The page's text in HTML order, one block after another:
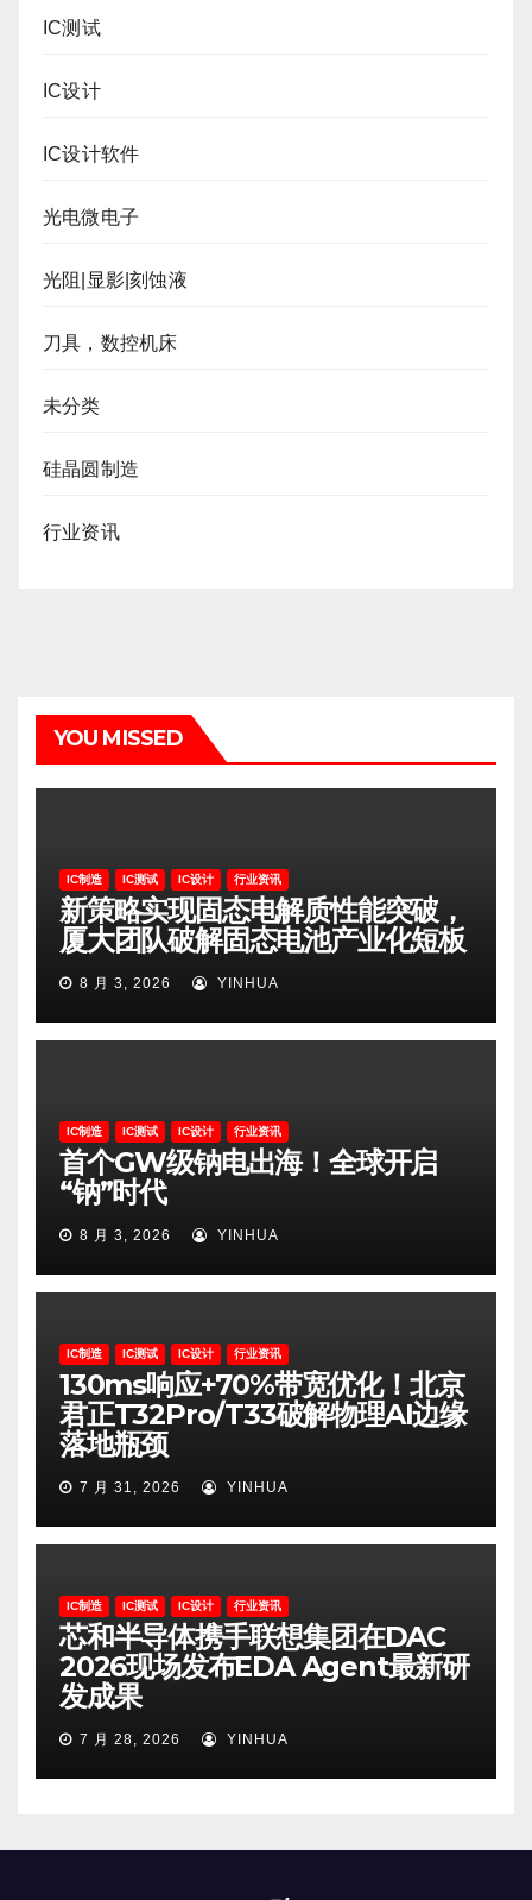
IC测试
IC设计
IC设计软件
光电微电子
光阻|显影|刻蚀液
刀具，数控机床
未分类
硅晶圆制造
行业资讯
YOU MISSED
IC制造 IC测试 IC设计 行业资讯
新策略实现固态电解质性能突破，
厦大团队破解固态电池产业化短板
8 月 3, 2026 YINHUA
IC制造 IC测试 IC设计 行业资讯
首个GW级钠电出海！全球开启
“钠”时代
8 月 3, 2026 YINHUA
IC制造 IC测试 IC设计 行业资讯
130ms响应+70%带宽优化！北京
君正T32Pro/T33破解物理AI边缘
落地瓶颈
7 月 31, 2026 YINHUA
IC制造 IC测试 IC设计 行业资讯
芯和半导体携手联想集团在DAC
2026现场发布EDA Agent最新研
发成果
7 月 28, 2026 YINHUA